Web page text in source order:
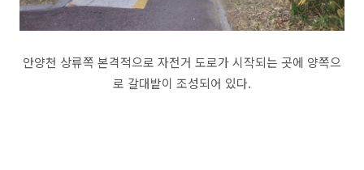
안양천 상류쪽 본격적으로 자전거 도로가 시작되는 곳에 양쪽으
로 갈대밭이 조성되어 있다.